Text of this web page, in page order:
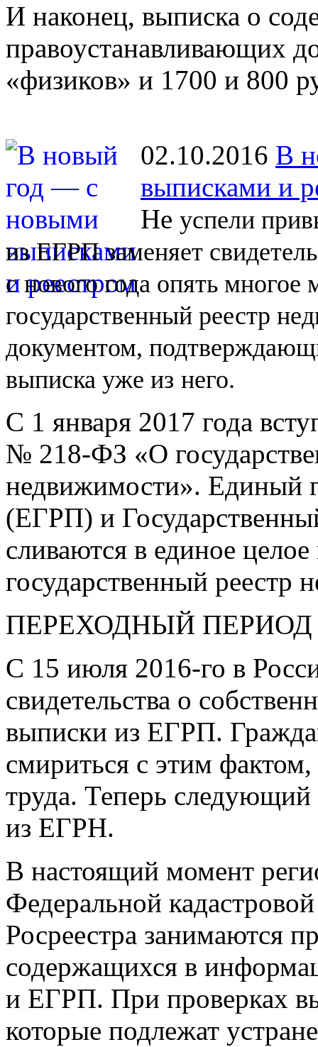
И наконец, выписка о
правоустанавливающих
«физиков» и 1700 и 800
02.10.2016 В
выписками и
Не успели
из ЕГРП заменяет
с нового года опять
государственный реестр
документом,
выписка уже из него.
С 1 января 2017 года
№ 218-ФЗ «О
недвижимости». Единый
(ЕГРП) и
сливаются в единое
государственный
ПЕРЕХОДНЫЙ ПЕРИОД
С 15 июля 2016-го в
свидетельства о
выписки из ЕГРП.
смириться с этим
труда. Теперь
из ЕГРН.
В настоящий момент
Федеральной
Росреестра занимаются
содержащихся в
и ЕГРП. При проверках
которые подлежат